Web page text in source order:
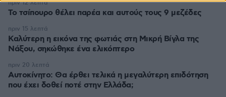
Το τσίπουρο θέλει παρέα και αυτούς τους 9 μεζέδες
πριν 12 λεπτά
Καλύτερη η εικόνα της φωτιάς στη Μικρή Βίγλα της
Νάξου, σηκώθηκε ένα ελικόπτερο
πριν 15 λεπτά
Αυτοκίνητο: Θα έρθει τελικά η μεγαλύτερη επιδότηση
που έχει δοθεί ποτέ στην Ελλάδα;
πριν 20 λεπτά